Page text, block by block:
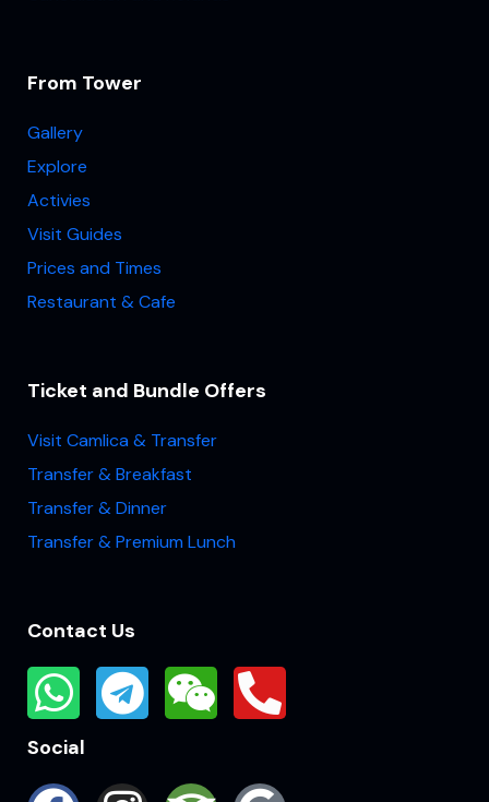
From Tower
Gallery
Explore
Activies
Visit Guides
Prices and Times
Restaurant & Cafe
Ticket and Bundle Offers
Visit Camlica & Transfer
Transfer & Breakfast
Transfer & Dinner
Transfer & Premium Lunch
Contact Us
Social